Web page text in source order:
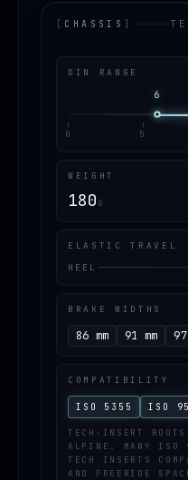
[ CHASSIS ]
DIN RANGE
6
0 5
WEIGHT
180 G
ELASTIC TRAVEL
HEEL
BRAKE WIDTHS
86 mm 91 mm
COMPATIBILITY
ISO 5355 ISO
TECH-INSERT
ALPINE. MANY ISO
TECH INSERTS
AND FREERIDE